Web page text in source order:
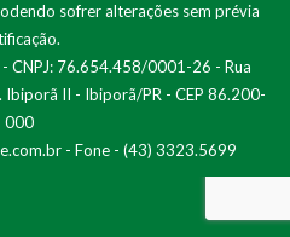
sofrer alterações sem prévia
- CNPJ: 76.654.458/0001-26 - Rua
II - Ibiporã/PR - CEP 86.200-
000
- Fone - (43) 3323.5699